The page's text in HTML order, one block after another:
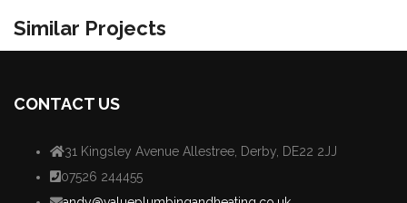
Similar Projects
CONTACT US
31 Kingsley Avenue Allestree, Derby, DE22 2JJ
07526 244455